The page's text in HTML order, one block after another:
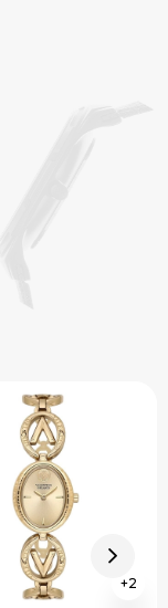
2